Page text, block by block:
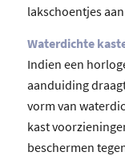
lakschoentjes
Waterdichte
Indien een
aanduiding
vorm van
kast
beschermen